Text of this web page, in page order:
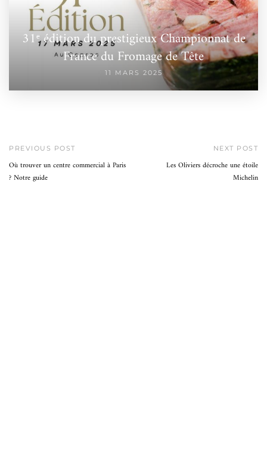
31ᵉ édition du prestigieux Championnat de
France du Fromage de Tête
11 MARS 2025
PREVIOUS POST
Où trouver un centre commercial à Paris
? Notre guide
NEXT POST
Les Oliviers décroche une étoile
Michelin